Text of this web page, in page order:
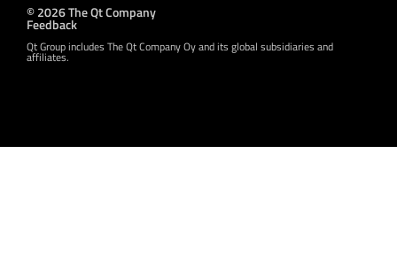
© 2026 The Qt Company
Feedback
Qt Group includes The Qt Company Oy and its global subsidiaries and
affiliates.